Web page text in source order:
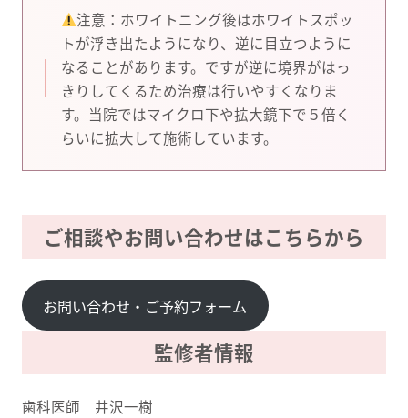
注意：ホワイトニング後はホワイトスポッ
トが浮き出たようになり、逆に目立つように
なることがあります。ですが逆に境界がはっ
きりしてくるため治療は行いやすくなりま
す。当院ではマイクロ下や拡大鏡下で５倍く
らいに拡大して施術しています。
ご相談やお問い合わせはこちらから
お問い合わせ・ご予約フォーム
監修者情報
歯科医師 井沢一樹